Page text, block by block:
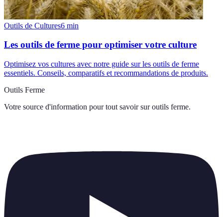
Outils de Cultures6 min
Les outils de ferme pour optimiser votre culture
Optimisez vos cultures avec notre guide sur les outils de ferme
essentiels. Conseils, comparatifs et recommandations de produits.
Outils Ferme
Votre source d'information pour tout savoir sur outils ferme.